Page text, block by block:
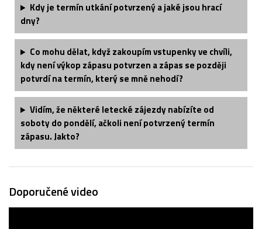
Kdy je termín utkání potvrzený a jaké jsou hrací
dny?
Co mohu dělat, když zakoupím vstupenky ve chvíli,
kdy není výkop zápasu potvrzen a zápas se později
potvrdí na termín, který se mně nehodí?
Vidím, že některé letecké zájezdy nabízíte od
soboty do pondělí, ačkoli není potvrzený termín
zápasu. Jakto?
Doporučené video